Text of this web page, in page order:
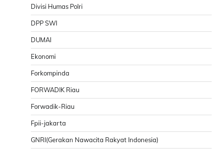
Divisi Humas Polri
DPP SWI
DUMAI
Ekonomi
Forkompinda
FORWADIK Riau
Forwadik-Riau
Fpii-jakarta
GNRI(Gerakan Nawacita Rakyat Indonesia)